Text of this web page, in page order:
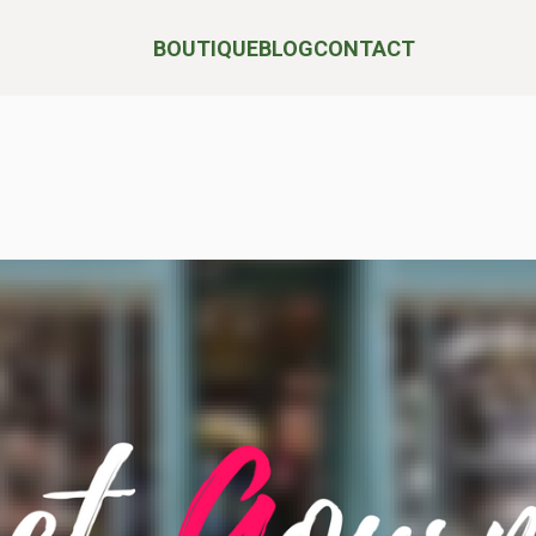
LE PLAISIR DE TOUTES ET TOUS
BOUTIQUEBLOGCONTACT